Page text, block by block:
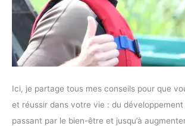
Ici, je partage tous mes conseils pour que
et réussir dans votre vie : du développement
passant par le bien-être et jusqu’à